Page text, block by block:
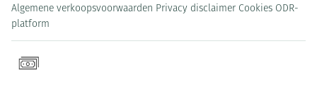
Algemene verkoopsvoorwaarden Privacy disclaimer Cookies ODR-
platform